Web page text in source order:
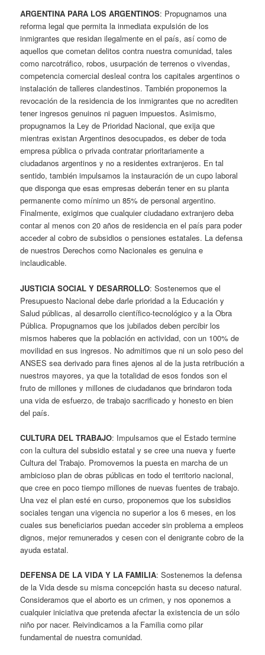
ARGENTINA PARA LOS ARGENTINOS: Propugnamos una
reforma legal que permita la inmediata expulsión de los
inmigrantes que residan ilegalmente en el país, así como de
aquellos que cometan delitos contra nuestra comunidad, tales
como narcotráfico, robos, usurpación de terrenos o vivendas,
competencia comercial desleal contra los capitales argentinos o
instalación de talleres clandestinos. También proponemos la
revocación de la residencia de los inmigrantes que no acrediten
tener ingresos genuinos ni paguen impuestos. Asimismo,
propugnamos la Ley de Prioridad Nacional, que exija que
mientras existan Argentinos desocupados, es deber de toda
empresa pública o privada contratar prioritariamente a
ciudadanos argentinos y no a residentes extranjeros. En tal
sentido, también impulsamos la instauración de un cupo laboral
que disponga que esas empresas deberán tener en su planta
permanente como mínimo un 85% de personal argentino.
Finalmente, exigimos que cualquier ciudadano extranjero deba
contar al menos con 20 años de residencia en el país para poder
acceder al cobro de subsidios o pensiones estatales. La defensa
de nuestros Derechos como Nacionales es genuina e
inclaudicable.
JUSTICIA SOCIAL Y DESARROLLO: Sostenemos que el
Presupuesto Nacional debe darle prioridad a la Educación y
Salud públicas, al desarrollo científico-tecnológico y a la Obra
Pública. Propugnamos que los jubilados deben percibir los
mismos haberes que la población en actividad, con un 100% de
movilidad en sus ingresos. No admitimos que ni un solo peso del
ANSES sea derivado para fines ajenos al de la justa retribución a
nuestros mayores, ya que la totalidad de esos fondos son el
fruto de millones y millones de ciudadanos que brindaron toda
una vida de esfuerzo, de trabajo sacrificado y honesto en bien
del país.
CULTURA DEL TRABAJO: Impulsamos que el Estado termine
con la cultura del subsidio estatal y se cree una nueva y fuerte
Cultura del Trabajo. Promovemos la puesta en marcha de un
ambicioso plan de obras públicas en todo el territorio nacional,
que cree en poco tiempo millones de nuevas fuentes de trabajo.
Una vez el plan esté en curso, proponemos que los subsidios
sociales tengan una vigencia no superior a los 6 meses, en los
cuales sus beneficiarios puedan acceder sin problema a empleos
dignos, mejor remunerados y cesen con el denigrante cobro de la
ayuda estatal.
DEFENSA DE LA VIDA Y LA FAMILIA: Sostenemos la defensa
de la Vida desde su misma concepción hasta su deceso natural.
Consideramos que el aborto es un crimen, y nos oponemos a
cualquier iniciativa que pretenda afectar la existencia de un sólo
niño por nacer. Reivindicamos a la Familia como pilar
fundamental de nuestra comunidad.